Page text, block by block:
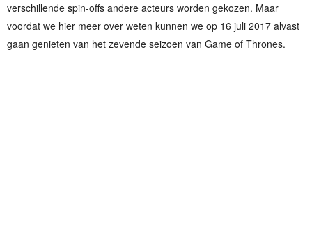
verschillende spin-offs andere acteurs worden gekozen. Maar
voordat we hier meer over weten kunnen we op 16 juli 2017 alvast
gaan genieten van het zevende seizoen van Game of Thrones.